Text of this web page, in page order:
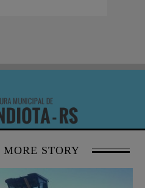
MORE STORY